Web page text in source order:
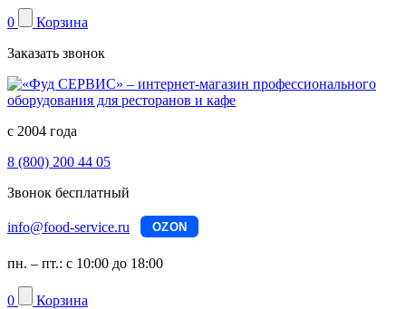
0
Корзина
Заказать звонок
с 2004 года
8 (800) 200 44 05
Звонок бесплатный
info@food-service.ru OZON
пн. – пт.: с 10:00 до 18:00
0 Корзина